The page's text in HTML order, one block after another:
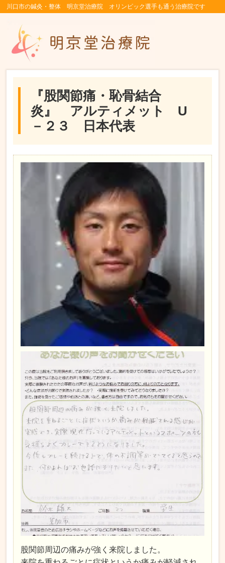
川口市の鍼灸・整体 明京堂治療院 オリンピック選手も通う治療院です
『股関節痛・恥骨結合
炎』 アルティメット U
－２３ 日本代表
股関節周辺の痛みが強く来院しました。